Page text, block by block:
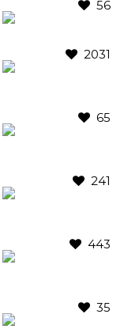
56
2031
65
241
443
35